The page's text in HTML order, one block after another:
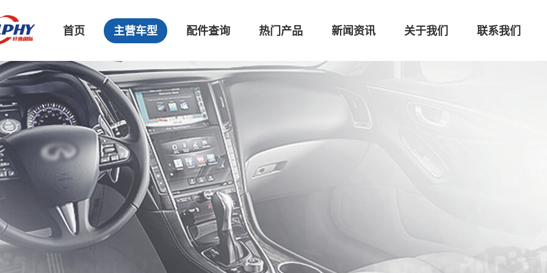
首页 主营车型
东风小康
东风风光
东风风行
东风风神
郑州日产
长安
奇瑞
吉利
配件查询 热门产品 新闻资讯 关于我们 联系我们